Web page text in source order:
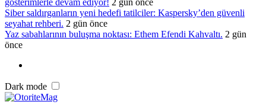
Siber saldırganların yeni hedefi tatilciler: Kaspersky’den güvenli
seyahat rehberi. 2 gün önce
Yaz sabahlarının buluşma noktası: Ethem Efendi Kahvaltı. 2 gün
önce
Dark mode